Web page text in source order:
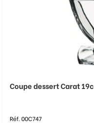
Coupe dessert Carat
Réf. 00C747